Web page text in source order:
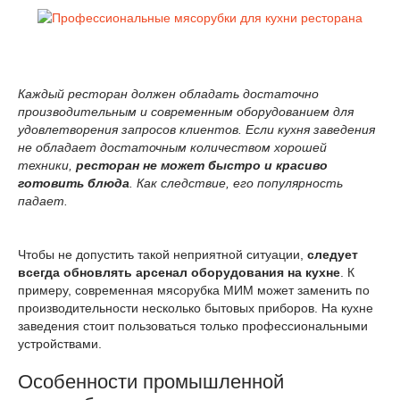
Каждый ресторан должен обладать достаточно
производительным и современным оборудованием для
удовлетворения запросов клиентов. Если кухня заведения
не обладает достаточным количеством хорошей
техники, ресторан не может быстро и красиво
готовить блюда . Как следствие, его популярность
падает.
Чтобы не допустить такой неприятной ситуации, следует
всегда обновлять арсенал оборудования на кухне . К
примеру, современная мясорубка МИМ может заменить по
производительности несколько бытовых приборов. На кухне
заведения стоит пользоваться только профессиональными
устройствами.
Особенности промышленной